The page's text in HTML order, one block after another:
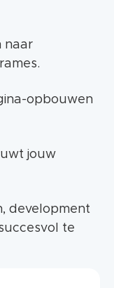
naar
opbouwen
jouw
development
te